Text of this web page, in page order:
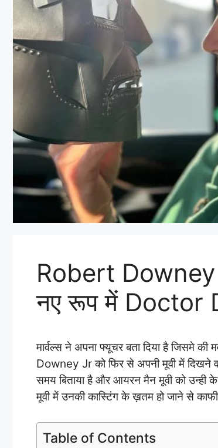
Robert Downey
नए रूप में Doctor
मार्वल्स ने अपना फ्यूचर बता दिया है जिसमे
Downey Jr को फिर से अपनी मूवी में दिखने
समय बिताया है और आयरन मैन मूवी को उन्ही
मूवी में उनकी कास्टिंग के ख़तम हो जाने से
Table of Contents